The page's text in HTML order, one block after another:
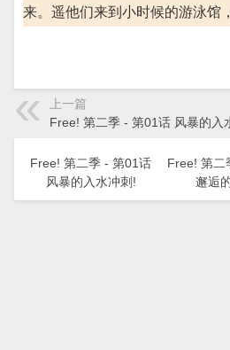
来。遥他们来到小时候的游泳馆
上一篇
Free! 第二季 - 第01话 风暴的入
Free! 第二季 - 第01话
风暴的入水冲刺!
Free! 第二
邂逅